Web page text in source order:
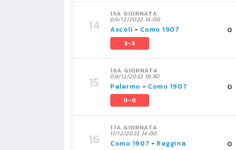
15A GIORNATA
04/12/2022 14:00
Ascoli - Como 1907
3-3
0
16A GIORNATA
08/12/2022 19:30
Palermo - Como 1907
0-0
0
17A GIORNATA
11/12/2022 14:00
Como 1907 - Reggina 0